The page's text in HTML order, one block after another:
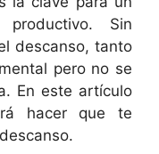
Sin
descanso, tanto
pero no se
En este artículo
hacer que te